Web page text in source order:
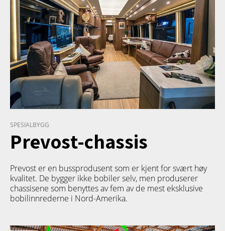
SPESIALBYGG
Prevost-chassis
Prevost er en bussprodusent som er kjent for svært høy
kvalitet. De bygger ikke bobiler selv, men produserer
chassisene som benyttes av fem av de mest eksklusive
bobilinnrederne i Nord-Amerika.